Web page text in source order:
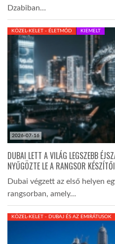
Dzabiban…
2026-07-16
KÖZEL-KELET - ÉLETMÓD KIEMELT
DUBAI LETT A VILÁG LEGSZEBB
NYŰGÖZTE LE A RANGSOR
Dubai végzett az első helyen
rangsorban, amely…
KÖZEL-KELET - DUBAJ ÉS AZ EMIRÁTUSOK